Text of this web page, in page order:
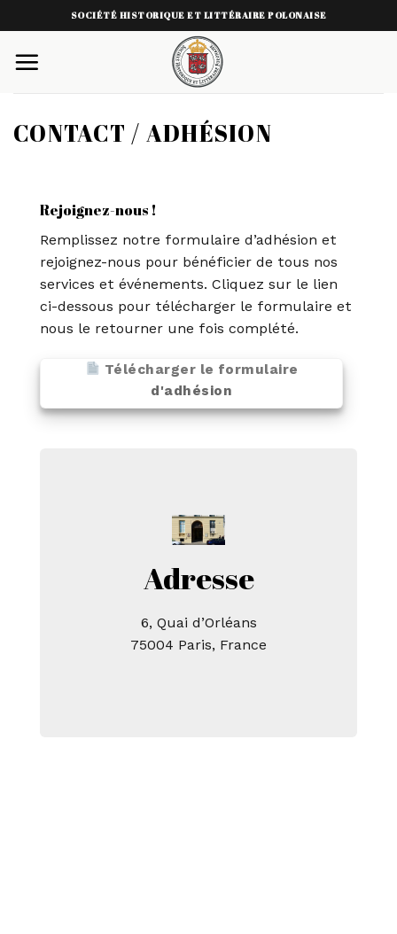
to
content
SOCIÉTÉ HISTORIQUE ET LITTÉRAIRE POLONAISE
CONTACT / ADHÉSION
Rejoignez-nous !
Remplissez notre formulaire d’adhésion et
rejoignez-nous pour bénéficier de tous nos
services et événements. Cliquez sur le lien
ci-dessous pour télécharger le formulaire et
nous le retourner une fois complété.
Télécharger le formulaire
d'adhésion
Adresse
6, Quai d’Orléans
75004 Paris, France